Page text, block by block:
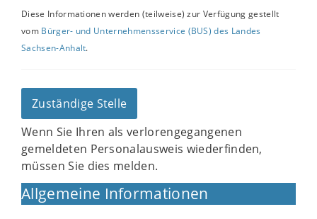
Diese Informationen werden (teilweise) zur Verfügung gestellt
vom Bürger- und Unternehmensservice (BUS) des Landes
Sachsen-Anhalt.
Zuständige Stelle
Wenn Sie Ihren als verlorengegangenen
gemeldeten Personalausweis wiederfinden,
müssen Sie dies melden.
Allgemeine Informationen